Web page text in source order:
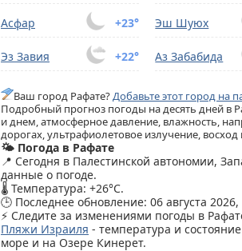
+23°
Асфар Эш Шуюх
+22°
Эз Завия Аз Забабида
Ваш город Рафате?Добавьте этот город на
Подробный прогноз погоды на десять дней в
и днем, атмосферное давление, влажность,
дорогах, ультрафиолетовое излучение, восход
🌤️ Погода в Рафате
📍 Сегодня в Палестинской автономии,
данные о погоде.
🌡️ Температура: +26°C.
🕒 Последнее обновление: 06 августа
⚡ Следите за изменениями погоды в
Пляжи Израиля - температура и
море и на Озере Кинерет.